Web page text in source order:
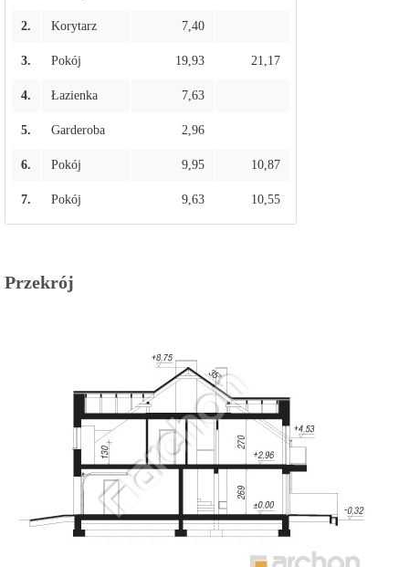
2. Korytarz 7,40
3. Pokój 19,93 21,17
4. Łazienka 7,63
5. Garderoba 2,96
6. Pokój 9,95 10,87
7. Pokój 9,63 10,55
Przekrój